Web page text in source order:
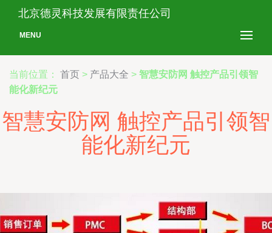
北京德灵科技发展有限责任公司
MENU
当前位置： 首页 > 产品大全 > 智慧安防网 触控产品引领智
能化新纪元
智慧安防网 触控产品引领智
能化新纪元